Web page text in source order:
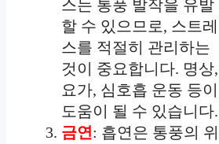
스는 통풍 발작을 유발
할 수 있으므로, 스트레
스를 적절히 관리하는
것이 중요합니다. 명상,
요가, 심호흡 운동 등이
도움이 될 수 있습니다.
금연 : 흡연은 통풍의 위